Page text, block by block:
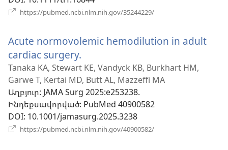
https://pubmed.ncbi.nlm.nih.gov/35244229/
պատուհան)
Acute normovolemic hemodilution in adult
cardiac surgery.
է
նոր
պատուհան)
Tanaka KA, Stewart KE, Vandyck KB, Burkhart HM,
Garwe T, Kertai MD, Butt AL, Mazzeffi MA
Աղբյուր‎: JAMA Surg 2025:e253238.
Ինդեքսավորված‎: PubMed 40900582
DOI‎: 10.1001/jamasurg.2025.3238
https://pubmed.ncbi.nlm.nih.gov/40900582/